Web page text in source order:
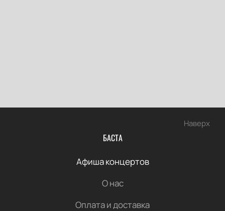
Наверх
БАСТА
Афиша концертов
О нас
Оплата и доставка